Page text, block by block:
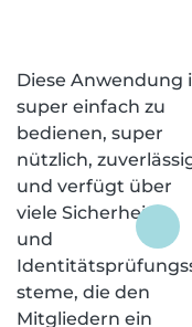
Diese Anwendung
super einfach zu
bedienen, super
nützlich,
und verfügt über
viele Sicherheits-
und
steme, die den
Mitgliedern ein